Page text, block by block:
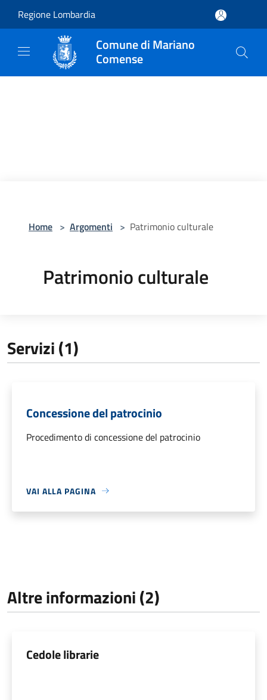
Regione Lombardia
Comune di Mariano
Comense
Home > Argomenti > Patrimonio culturale
Patrimonio culturale
Servizi (1)
Concessione del patrocinio
Procedimento di concessione del patrocinio
VAI ALLA PAGINA
Altre informazioni (2)
Cedole librarie